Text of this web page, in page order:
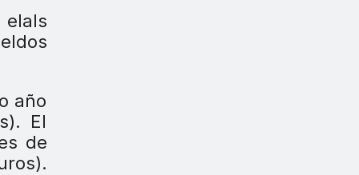
elals
año
El
de